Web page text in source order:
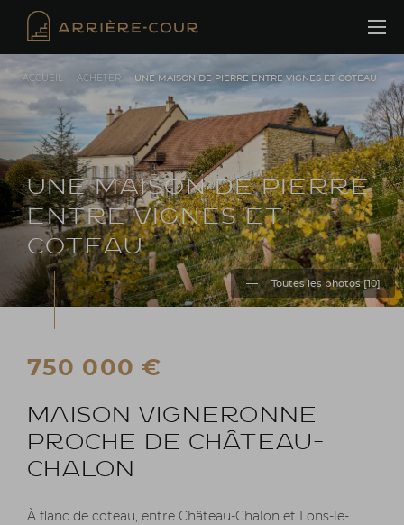
ACCUEIL • ACHETER • UNE MAISON DE PIERRE ENTRE VIGNES ET COTEAU
UNE MAISON DE PIERRE
ENTRE VIGNES ET
COTEAU
Toutes les photos [10]
750 000 €
MAISON VIGNERONNE
PROCHE DE CHÂTEAU-
CHALON
À flanc de coteau, entre Château-Chalon et Lons-le-
Cookies management panel